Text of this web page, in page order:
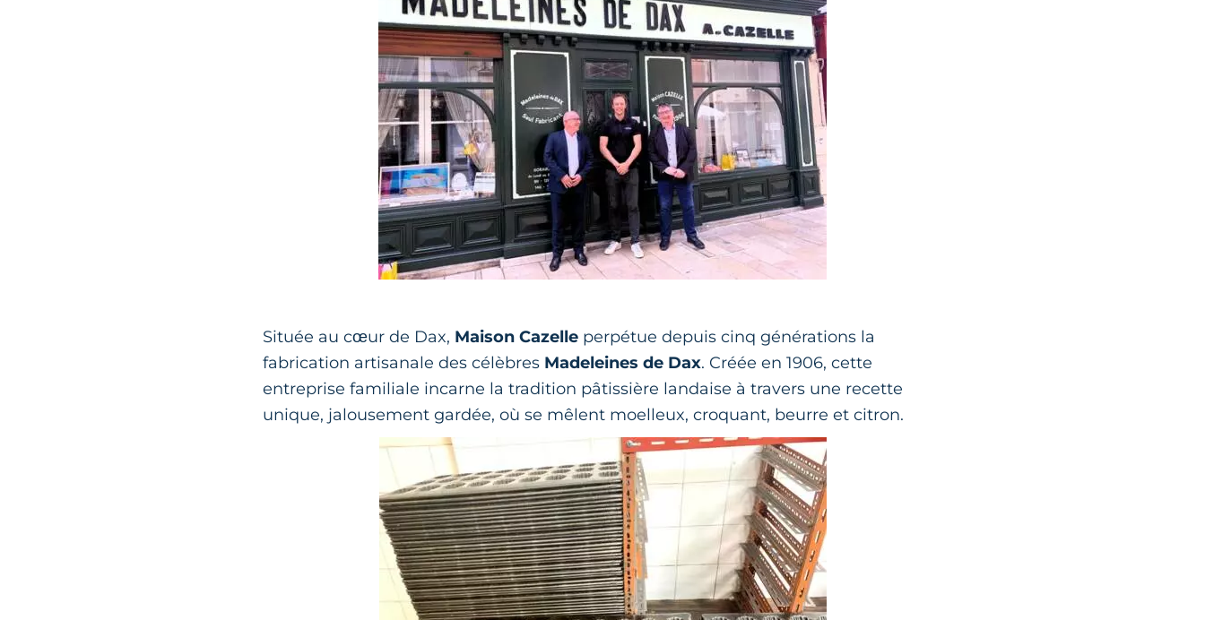
Située au cœur de Dax, Maison Cazelle perpétue depuis cinq générations la
fabrication artisanale des célèbres Madeleines de Dax. Créée en 1906, cette
entreprise familiale incarne la tradition pâtissière landaise à travers une recette
unique, jalousement gardée, où se mêlent moelleux, croquant, beurre et citron.